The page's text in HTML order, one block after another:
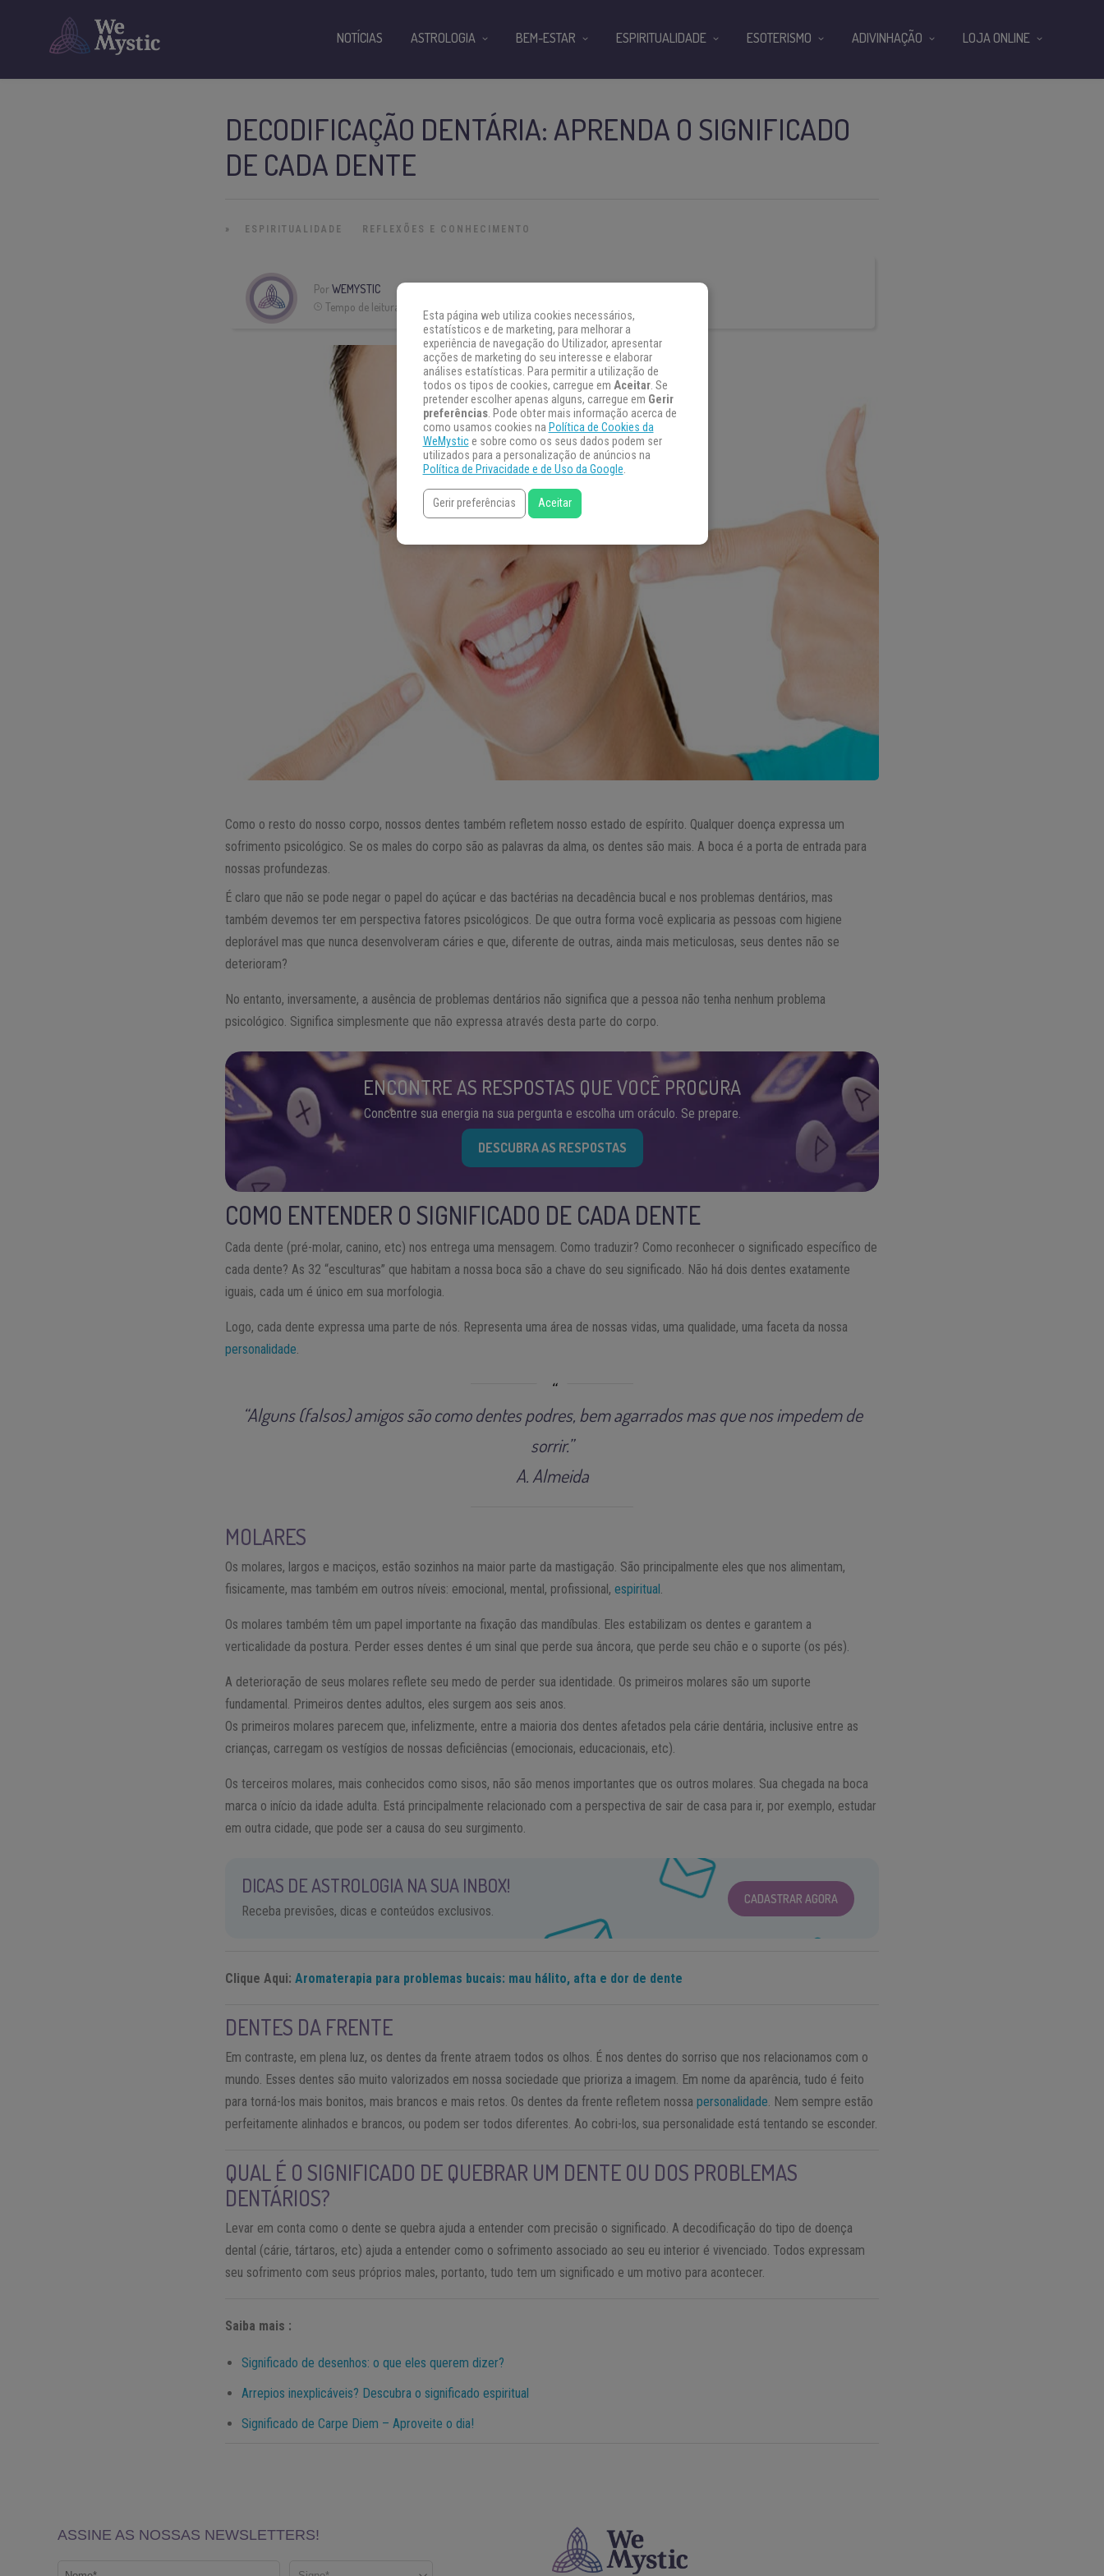
DECODIFICAÇÃO DENTÁRIA: APRENDA O SIGNIFICADO
DE CADA DENTE
» ESPIRITUALIDADE REFLEXÕES E CONHECIMENTO
PorWEMYSTIC
Tempo de leitura:
Como o resto do nosso corpo, nossos dentes também refletem nosso estado de espírito. Qualquer doença expressa um
sofrimento psicológico. Se os males do corpo são as palavras da alma, os dentes são mais. A boca é a porta de entrada para
nossas profundezas.
É claro que não se pode negar o papel do açúcar e das bactérias na decadência bucal e nos problemas dentários, mas
também devemos ter em perspectiva fatores psicológicos. De que outra forma você explicaria as pessoas com higiene
deplorável mas que nunca desenvolveram cáries e que, diferente de outras, ainda mais meticulosas, seus dentes não se
deterioram?
No entanto, inversamente, a ausência de problemas dentários não significa que a pessoa não tenha nenhum problema
psicológico. Significa simplesmente que não expressa através desta parte do corpo.
ENCONTRE AS RESPOSTAS QUE VOCÊ PROCURA
Concentre sua energia na sua pergunta e escolha um oráculo. Se prepare.
DESCUBRA AS RESPOSTAS
COMO ENTENDER O SIGNIFICADO DE CADA DENTE
Cada dente (pré-molar, canino, etc) nos entrega uma mensagem. Como traduzir? Como reconhecer o significado específico de
cada dente? As 32 “esculturas” que habitam a nossa boca são a chave do seu significado. Não há dois dentes exatamente
iguais, cada um é único em sua morfologia.
Logo, cada dente expressa uma parte de nós. Representa uma área de nossas vidas, uma qualidade, uma faceta da nossa
personalidade.
“Alguns (falsos) amigos são como dentes podres, bem agarrados mas que nos impedem de
sorrir.”
A. Almeida
MOLARES
Os molares, largos e maciços, estão sozinhos na maior parte da mastigação. São principalmente eles que nos alimentam,
fisicamente, mas também em outros níveis: emocional, mental, profissional,espiritual .
Os molares também têm um papel importante na fixação das mandíbulas. Eles estabilizam os dentes e garantem a
verticalidade da postura. Perder esses dentes é um sinal que perde sua âncora, que perde seu chão e o suporte (os pés).
A deterioração de seus molares reflete seu medo de perder sua identidade. Os primeiros molares são um suporte
fundamental. Primeiros dentes adultos, eles surgem aos seis anos.
Os primeiros molares parecem que, infelizmente, entre a maioria dos dentes afetados pela cárie dentária, inclusive entre as
crianças, carregam os vestígios de nossas deficiências (emocionais, educacionais, etc).
Os terceiros molares, mais conhecidos como sisos, não são menos importantes que os outros molares. Sua chegada na boca
marca o início da idade adulta. Está principalmente relacionado com a perspectiva de sair de casa para ir, por exemplo, estudar
em outra cidade, que pode ser a causa do seu surgimento.
DICAS DE ASTROLOGIA NA SUA INBOX!
Receba previsões, dicas e conteúdos exclusivos.
CADASTRAR AGORA
Clique Aqui:Aromaterapia para problemas bucais: mau hálito, afta e dor de dente
DENTES DA FRENTE
Em contraste, em plena luz, os dentes da frente atraem todos os olhos. É nos dentes do sorriso que nos relacionamos com o
mundo. Esses dentes são muito valorizados em nossa sociedade que prioriza a imagem. Em nome da aparência, tudo é feito
para torná-los mais bonitos, mais brancos e mais retos. Os dentes da frente refletem nossapersonalidade. Nem sempre estão
perfeitamente alinhados e brancos, ou podem ser todos diferentes. Ao cobri-los, sua personalidade está tentando se esconder.
QUAL É O SIGNIFICADO DE QUEBRAR UM DENTE OU DOS PROBLEMAS
DENTÁRIOS?
Levar em conta como o dente se quebra ajuda a entender com precisão o significado. A decodificação do tipo de doença
dental (cárie, tártaros, etc) ajuda a entender como o sofrimento associado ao seu eu interior é vivenciado. Todos expressam
seu sofrimento com seus próprios males, portanto, tudo tem um significado e um motivo para acontecer.
Saiba mais :
Significado de desenhos: o que eles querem dizer?
Arrepios inexplicáveis? Descubra o significado espiritual
Significado de Carpe Diem – Aproveite o dia!
NOTÍCIAS ASTROLOGIA BEM-ESTAR ESPIRITUALIDADE ESOTERISMO ADIVINHAÇÃO LOJA ONLINE
Esta página web utiliza cookies necessários,
estatísticos e de marketing, para melhorar a
experiência de navegação do Utilizador, apresentar
acções de marketing do seu interesse e elaborar
análises estatísticas. Para permitir a utilização de
todos os tipos de cookies, carregue em Aceitar. Se
pretender escolher apenas alguns, carregue em Gerir
preferências. Pode obter mais informação acerca de
como usamos cookies na Política de Cookies da
WeMystice sobre como os seus dados podem ser
utilizados para a personalização de anúncios na
Política de Privacidade e de Uso da Google.
Gerir preferências Aceitar